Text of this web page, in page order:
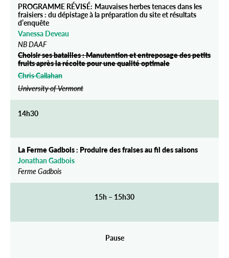
PROGRAMME RÉVISÉ: Mauvaises herbes tenaces dans les
fraisiers : du dépistage à la préparation du site et résultats
d’enquête
Vanessa Deveau
NB DAAF
Choisir ses batailles : Manutention et entreposage des petits
fruits après la récolte pour une qualité optimale
Chris Callahan
University of Vermont
14h30
La Ferme Gadbois : Produire des fraises au fil des saisons
Jonathan Gadbois
Ferme Gadbois
15h – 15h30
Pause